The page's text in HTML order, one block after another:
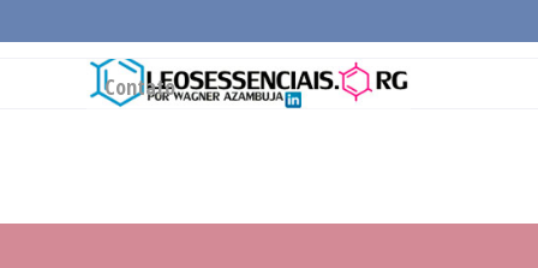
Contato